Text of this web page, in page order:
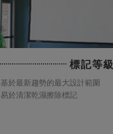
標記等級
基於最新趨勢的最大設計範圍
易於清潔乾濕擦除標記